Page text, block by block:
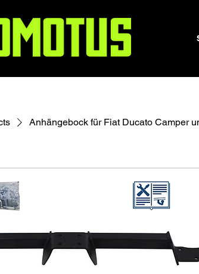
Anhängebock für Fiat Ducato Camper